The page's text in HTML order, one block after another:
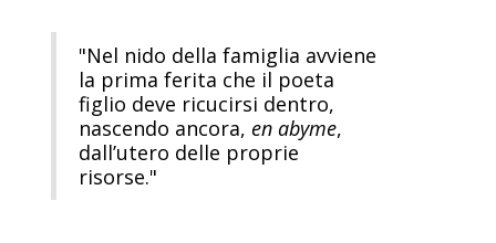
"Nel nido della famiglia avviene
la prima ferita che il poeta
figlio deve ricucirsi dentro,
nascendo ancora, en abyme,
dall’utero delle proprie
risorse."